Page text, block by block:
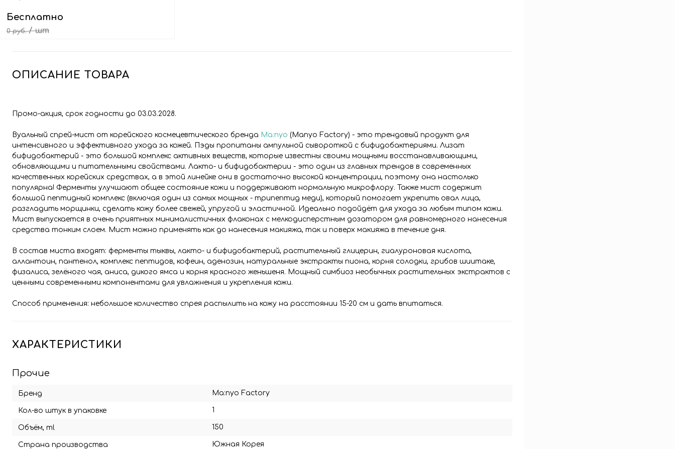
Бесплатно
0 руб./ шт
ОПИСАНИЕ ТОВАРА
Промо-акция, срок годности до 03.03.2028.
Вуальный спрей-мист от корейского космецевтического бренда Ma:nyo (Manyo Factory) - это трендовый продукт для
интенсивного и эффективного ухода за кожей. Пэды пропитаны ампульной сывороткой с бифидобактериями. Лизат
бифидобактерий - это большой комплекс активных веществ, которые известны своими мощными восстанавливающими,
обновляющими и питательными свойствами. Лакто- и бифидобактерии - это один из главных трендов в современных
качественных корейских средствах, а в этой линейке они в достаточно высокой концентрации, поэтому она настолько
популярна! Ферменты улучшают общее состояние кожи и поддерживают нормальную микрофлору. Также мист содержит
большой пептидный комплекс (включая один из самых мощных - трипептид меди), который помогает укрепить овал лица,
разгладить морщинки, сделать кожу более свежей, упругой и эластичной. Идеально подойдёт для ухода за любым типом кожи.
Мист выпускается в очень приятных минималистичных флаконах с мелкодисперстным дозатором для равномерного нанесения
средства тонким слоем. Мист можно применять как до нанесения макияжа, так и поверх макияжа в течение дня.
В состав миста входят: ферменты тыквы, лакто- и бифидобактерий, растительный глицерин, гиалуроновая кислота,
аллантоин, пантенол, комплекс пептидов, кофеин, аденозин, натуральные экстракты пиона, корня солодки, грибов шиитаке,
физалиса, зелёного чая, аниса, дикого ямса и корня красного женьшеня. Мощный симбиоз необычных растительных экстрактов с
ценными современными компонентами для увлажнения и укрепления кожи.
Способ применения: небольшое количество спрея распылить на кожу на расстоянии 15-20 см и дать впитаться.
ХАРАКТЕРИСТИКИ
Прочие
Бренд Ma:nyo Factory
Кол-во штук в упаковке 1
Объём, ml 150
Страна производства Южная Корея